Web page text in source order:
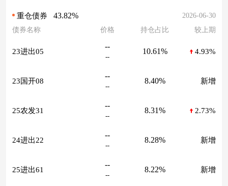
重仓债券 43.82%
2026-06-30
债券名称
价格 持仓占比 较上期
23进出05
--
--
10.61% 4.93%
23国开08
--
--
8.40% 新增
25农发31
--
--
8.31% 2.73%
24进出22
--
--
8.28% 新增
25进出61
--
--
8.22% 新增